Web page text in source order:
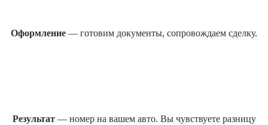
Оформление — готовим документы, сопровождаем сделку.
Результат— номер на вашем авто. Вы чувствуете разницу